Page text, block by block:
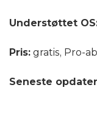
Understøttet
Pris: gratis, Pro-
Seneste